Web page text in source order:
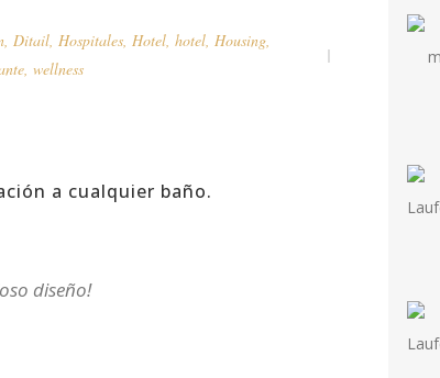
, Ditail, Hospitales, Hotel, hotel, Housing,
, wellness
a cualquier baño.
diseño!